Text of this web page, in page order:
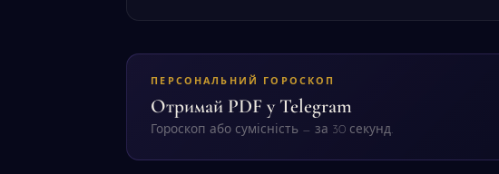
ПЕРСОНАЛЬНИЙ ГОРОСКОП
Отримай PDF у Telegram
Гороскоп або сумісність — за 30 секунд.